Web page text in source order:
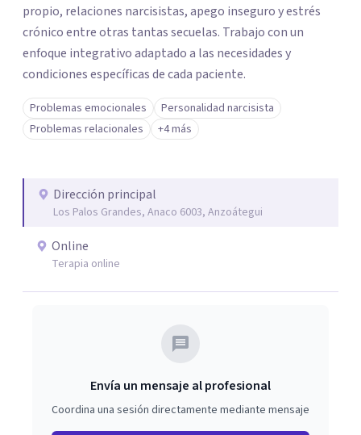
propio, relaciones narcisistas, apego inseguro y estrés
crónico entre otras tantas secuelas. Trabajo con un
enfoque integrativo adaptado a las necesidades y
condiciones específicas de cada paciente.
Problemas emocionales
Personalidad narcisista
Problemas relacionales
+4 más
Dirección principal
Los Palos Grandes, Anaco 6003, Anzoátegui
Online
Terapia online
Envía un mensaje al profesional
Coordina una sesión directamente mediante mensaje